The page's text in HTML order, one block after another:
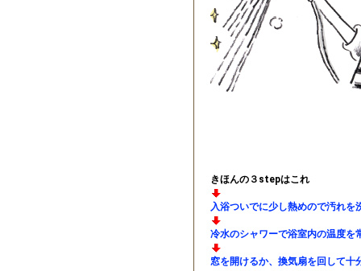
きほんの３stepはこれ
入浴ついでに少し熱めので汚れを
冷水のシャワーで浴室内の温度を
窓を開けるか、換気扇を回して十